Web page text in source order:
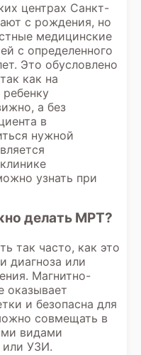
центрах Санкт-
с рождения, но
медицинские
с определенного
Это обусловлено
как на
а без
в
нужной
узнать при
делать МРТ?
так часто, как это
диагноза или
Магнитно-
оказывает
и безопасна для
совмещать в
видами
или УЗИ.